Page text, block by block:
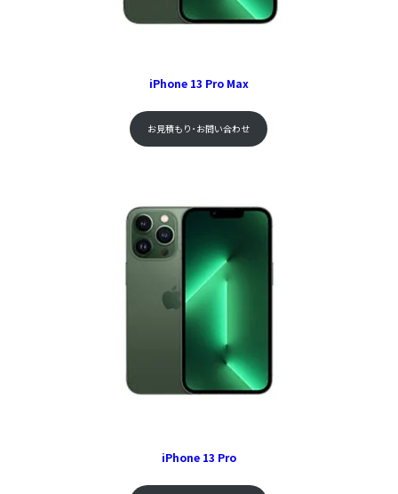
iPhone 13 Pro Max
お見積もり･お問い合わせ
iPhone 13 Pro